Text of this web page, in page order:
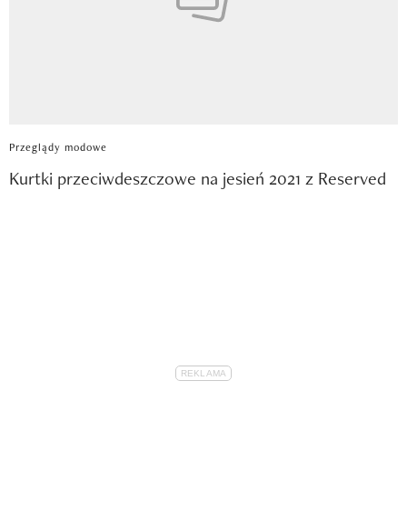
Przeglądy modowe
Kurtki przeciwdeszczowe na jesień 2021 z Reserved